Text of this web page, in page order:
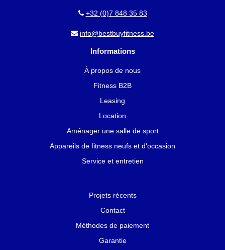
+32 (0)7 848 35 83
info@bestbuyfitness.be
Informations
À propos de nous
Fitness B2B
Leasing
Location
Aménager une salle de sport
Appareils de fitness neufs et d'occasion
Service et entretien
Projets récents
Contact
Méthodes de paiement
Garantie